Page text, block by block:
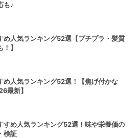
も♪
め人気ランキング52選【プチプラ・髪質
】
め人気ランキング52選！【焦げ付かな
最新】
すめ人気ランキング52選！味や栄養価の
検証